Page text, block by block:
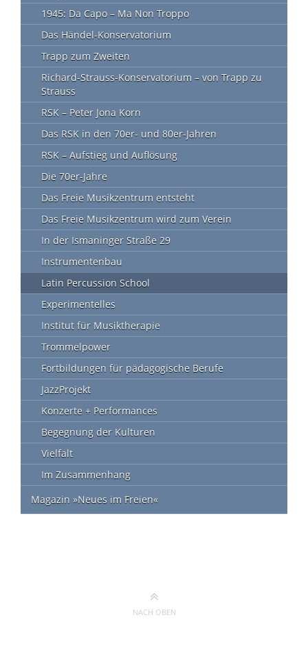
1945: Da Capo – Ma Non Troppo
Das Händel-Konservatorium
Trapp zum Zweiten
Richard-Strauss-Konservatorium – von Trapp zu
Strauss
RSK – Peter Jona Korn
Das RSK in den 70er- und 80er-Jahren
RSK – Aufstieg und Auflösung
Die 70er-Jahre
Das Freie Musikzentrum entsteht
Das Freie Musikzentrum wird zum Verein
In der Ismaninger Straße 29
Instrumentenbau
Latin Percussion School
Experimentelles
Institut für Musiktherapie
Trommelpower
Fortbildungen für pädagogische Berufe
JazzProjekt
Konzerte + Performances
Begegnung der Kulturen
Vielfalt
Im Zusammenhang
Magazin »Neues im Freien«
NACH OBEN